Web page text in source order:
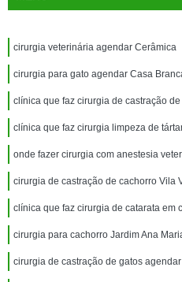
cirurgia veterinária agendar Cerâmica
cirurgia para gato agendar Casa
clínica que faz cirurgia de castração
clínica que faz cirurgia limpeza de
onde fazer cirurgia com anestesia
cirurgia de castração de cachorro Vila
clínica que faz cirurgia de catarata em
cirurgia para cachorro Jardim Ana
cirurgia de castração de gatos